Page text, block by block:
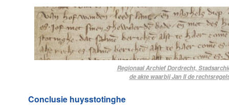
Regionaal Archief Dordrecht,
de akte waarbij Jan II de
Conclusie huysstotinghe